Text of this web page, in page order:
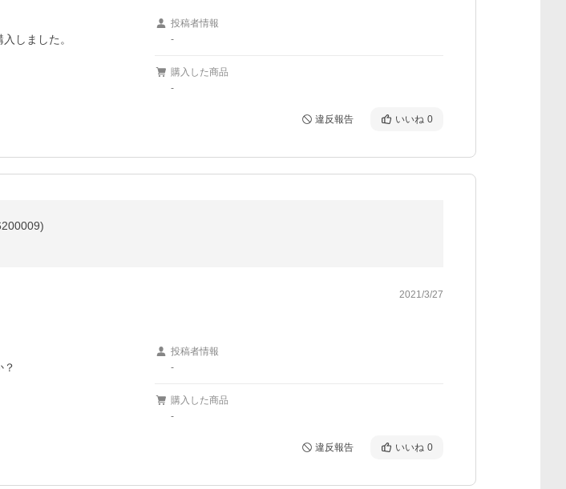
しました。
投稿者情報
-
購入した商品
-
違反報告 いいね 0
2021/3/27
投稿者情報
-
購入した商品
-
違反報告 いいね 0